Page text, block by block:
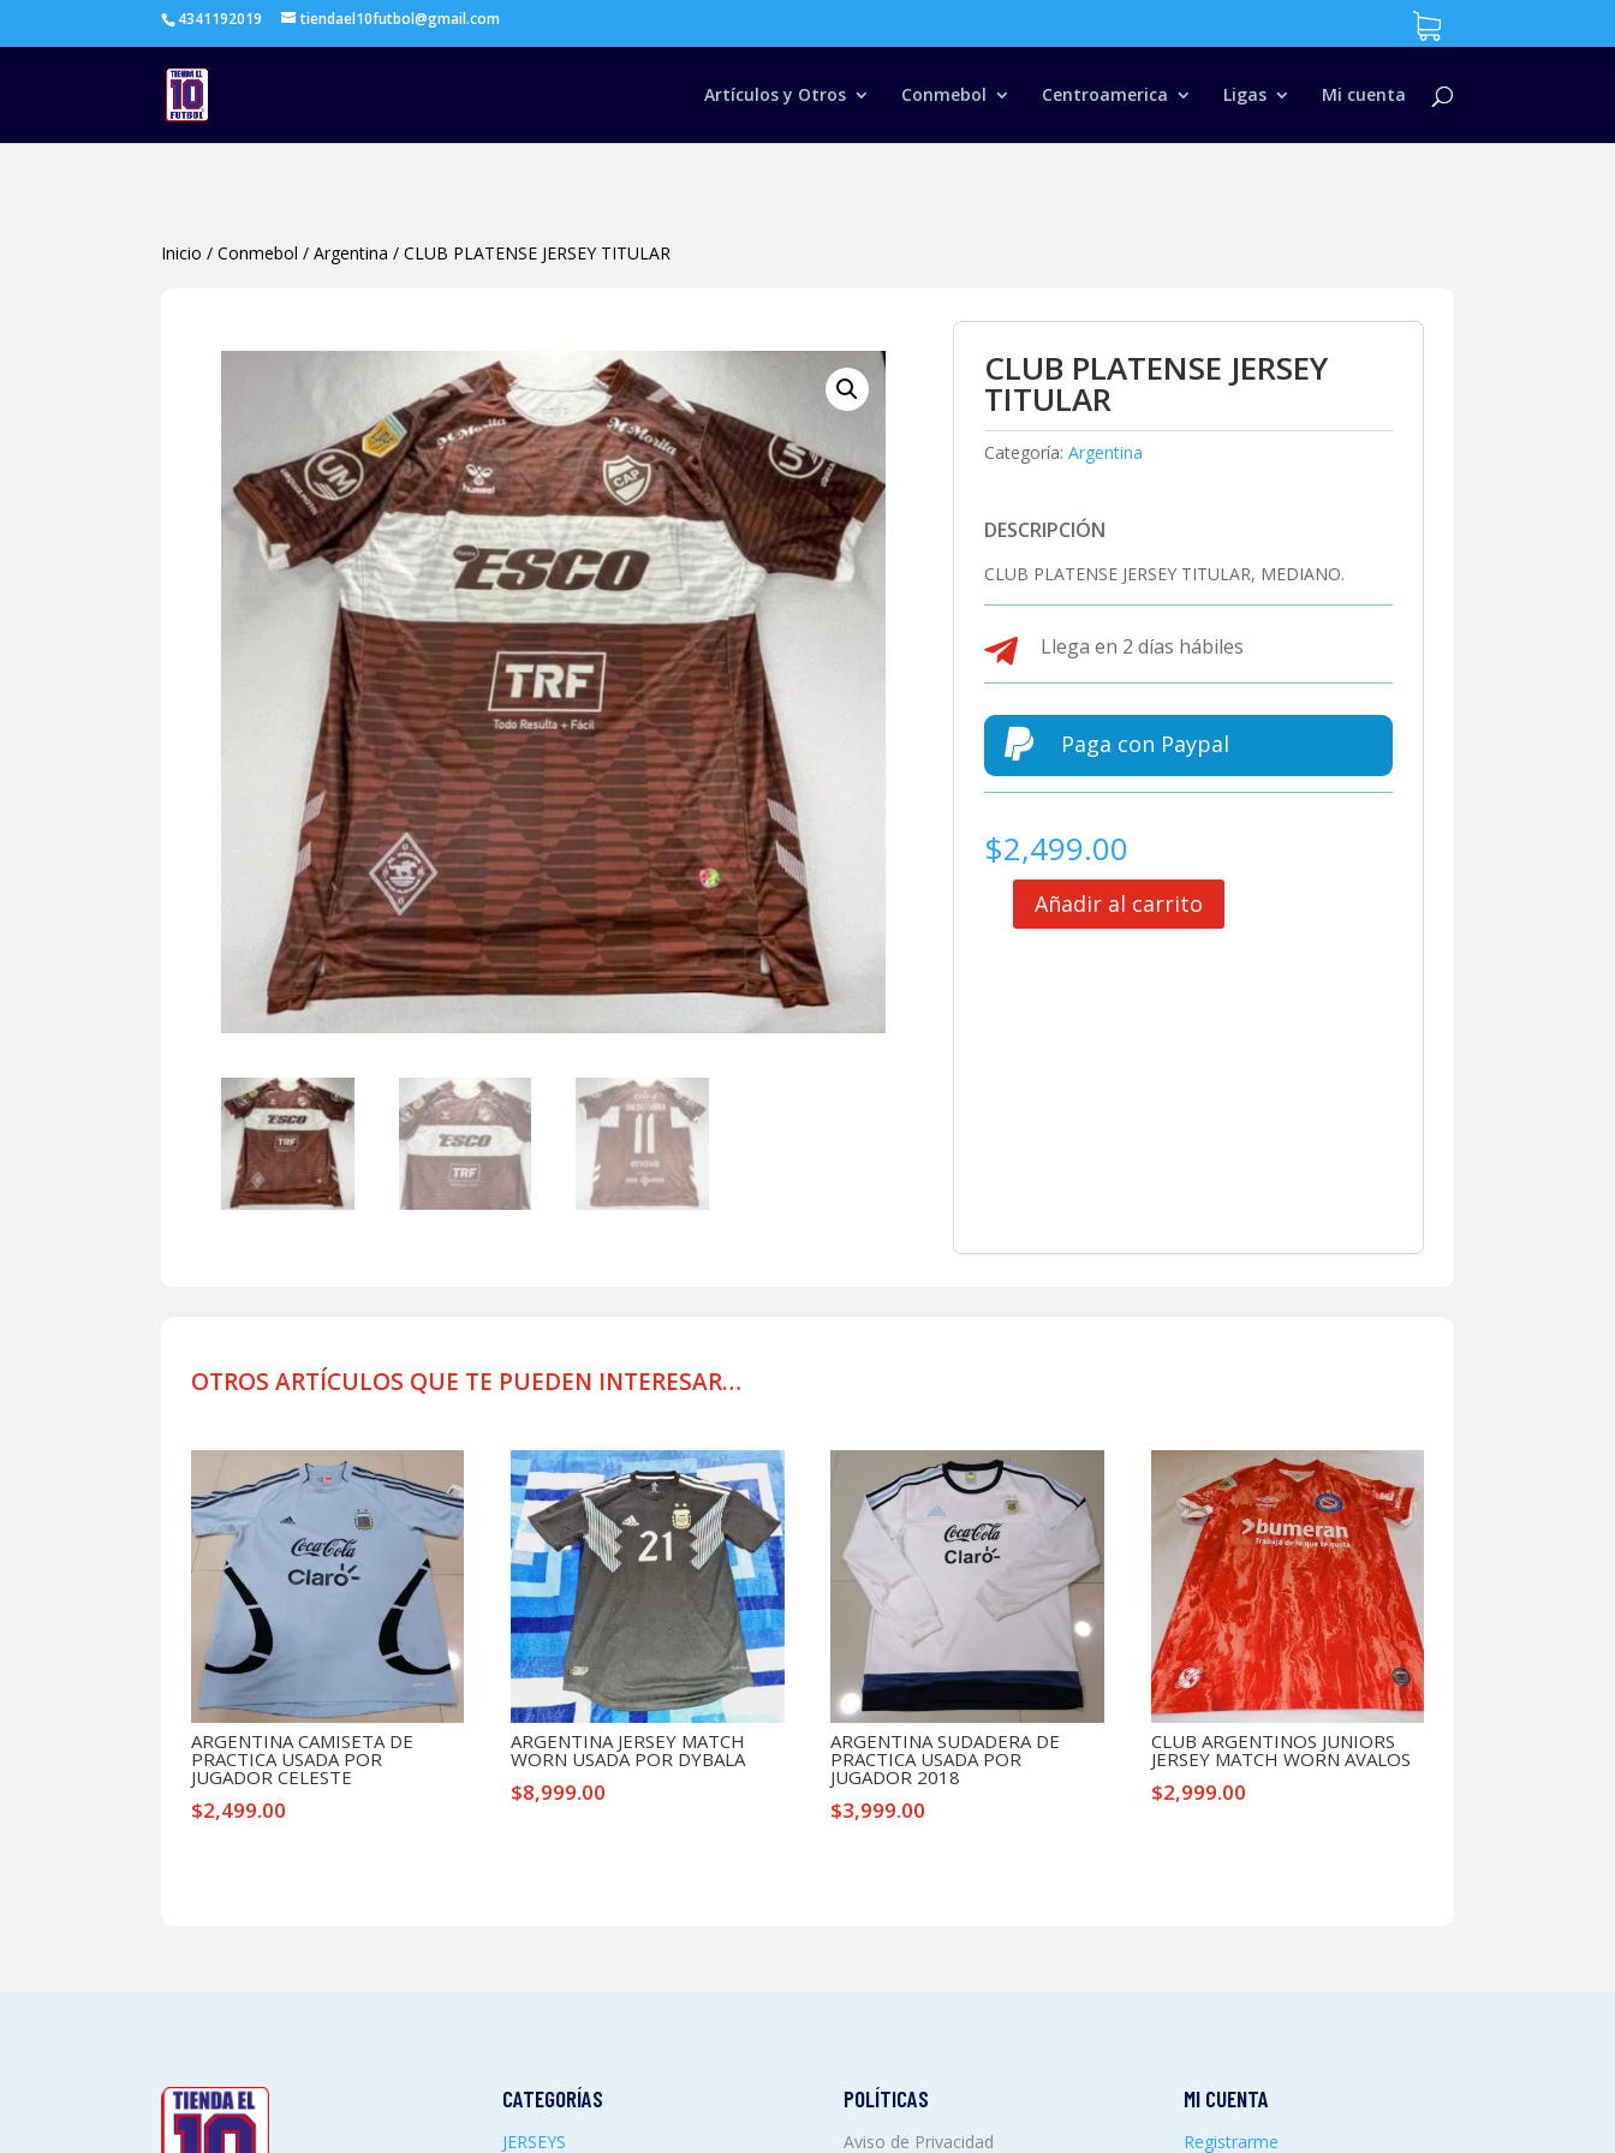
4341192019 tiendael10futbol@gmail.com
Artículos y Otros Conmebol Centroamerica Ligas Mi cuenta
Búsqueda
productos
Inicio /Conmebol /Argentina /CLUB PLATENSE JERSEY TITULAR
CLUB PLATENSE JERSEY
TITULAR
Categoría: Argentina
DESCRIPCIÓN
CLUB PLATENSE JERSEY TITULAR, MEDIANO.
 Llega en 2 días hábiles
 Paga con Paypal
$2,499.00
Añadir al carrito
OTROS ARTÍCULOS QUE TE PUEDEN INTERESAR…
ARGENTINA CAMISETA DE
PRACTICA USADA POR
JUGADOR CELESTE
$2,499.00
ARGENTINA JERSEY MATCH
WORN USADA POR DYBALA
$8,999.00
ARGENTINA SUDADERA DE
PRACTICA USADA POR
JUGADOR 2018
$3,999.00
CLUB ARGENTINOS JUNIORS
JERSEY MATCH WORN AVALOS
$2,999.00
CATEGORÍAS
JERSEYS
POLÍTICAS
Aviso de Privacidad
MI CUENTA
Registrarme